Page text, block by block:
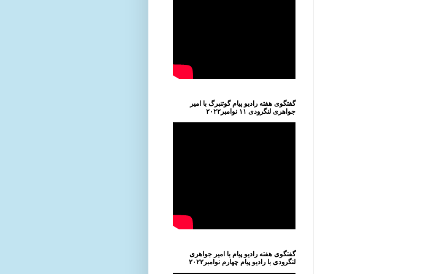
گفتگوی هفته رادیو پیام گوتنبرگ با امیر
جواهری لنگرودی ۱۱ نوامبر۲۰۲۲
گفتگوی هفته رادیو پیام با امیر جواهری
لنگرودی با رادیو پیام چهارم نوامبر۲۰۲۲